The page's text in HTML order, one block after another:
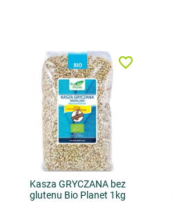
Kasza GRYCZANA bez
glutenu Bio Planet 1kg
favorite_border